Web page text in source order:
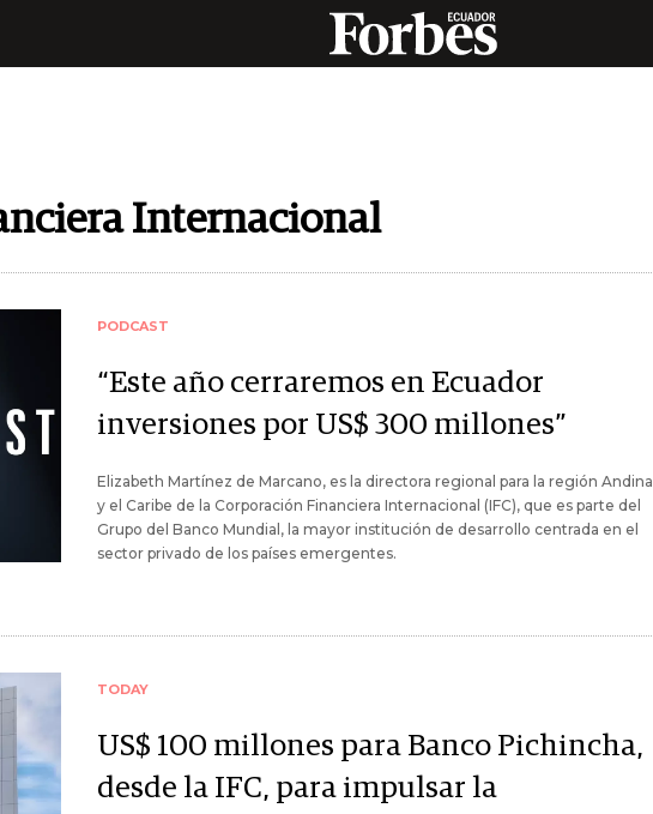
Internacional
PODCAST
“Este año cerraremos en Ecuador
inversiones por US$ 300 millones”
Elizabeth Martínez de Marcano, es la directora regional para la región Andina
y el Caribe de la Corporación Financiera Internacional (IFC), que es parte del
Grupo del Banco Mundial, la mayor institución de desarrollo centrada en el
sector privado de los países emergentes.
TODAY
US$ 100 millones para Banco Pichincha,
desde la IFC, para impulsar la